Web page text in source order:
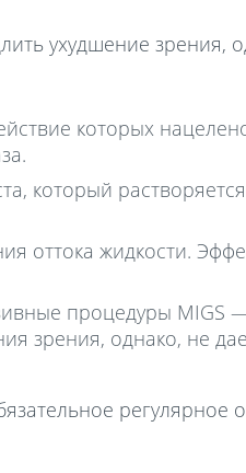
ухудшение зрения,
которых
который
оттока жидкости.
процедуры MIGS
зрения, однако, не
регулярное